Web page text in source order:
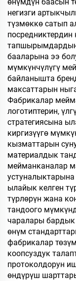
негизги
түзмөккө сатып
бааларына ээ
мүмкүнчүлүгү
байланышта
максаттарын
Фабрикалар
логотиптерин,
стратегиясына
киргизүүгө
кызматтарын
материалдык
мейманканалар
ылайык келген
түрлөрүн жана
тандоого
чаралары
өнүм
фабрикалар
коопсуздук
протоколдорун
өндүрүш